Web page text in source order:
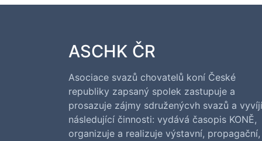
ASCHK ČR
Asociace svazů chovatelů koní České
republiky zapsaný spolek zastupuje a
prosazuje zájmy sdruženýcvh svazů a vyvíjí
následující činnosti: vydává časopis KONĚ,
organizuje a realizuje výstavní, propagační,